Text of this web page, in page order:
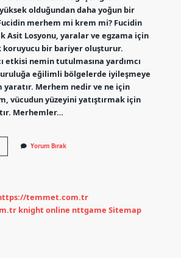
olduğundan daha yoğun bir
merhem mi krem mi? Fucidin
Asit Losyonu, yaralar ve egzama için
koruyucu bir bariyer oluşturur.
etkisi nemin tutulmasına yardımcı
eğilimli bölgelerde iyileşmeye
Merhem nedir ve ne için
vücudun yüzeyini yatıştırmak için
Merhemler…
Yorum Bırak
temmet.com.tr
knight online nttgame Sitemap